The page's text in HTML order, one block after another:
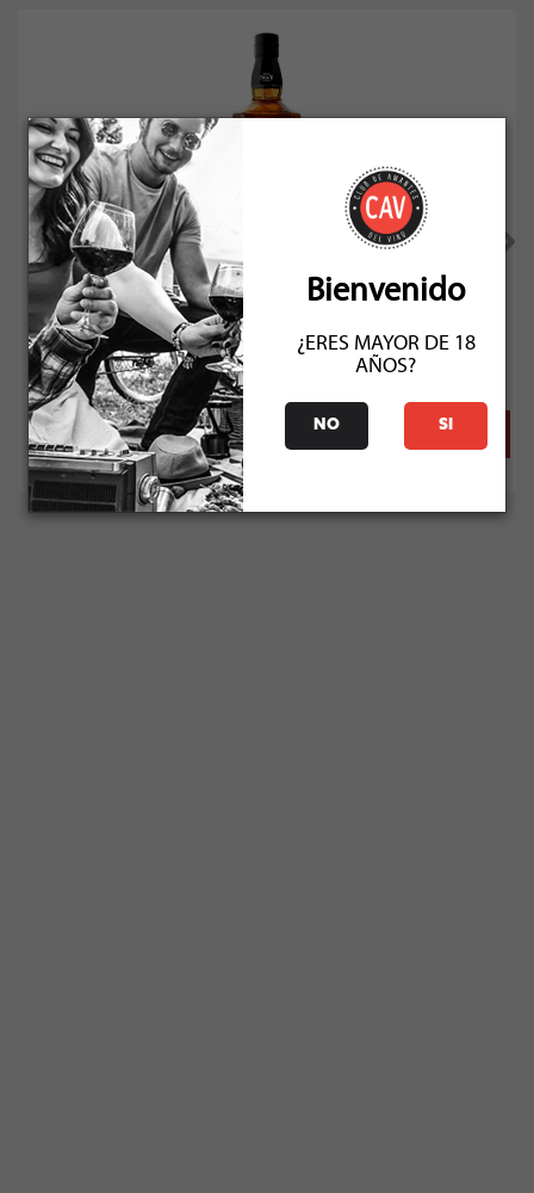
Jack Daniels Old Nº 7 Tennessee 750cc Whiskey
Socio: $27.891
Normal: $30.990
Stock: 12
Bienvenido
¿ERES MAYOR DE 18
AÑOS?
NO SI